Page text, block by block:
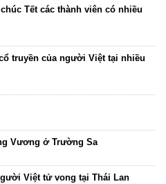
Tết các thành viên có nhiều
truyền của người Việt tại nhiều
Vương ở Trường Sa
Việt tử vong tại Thái Lan